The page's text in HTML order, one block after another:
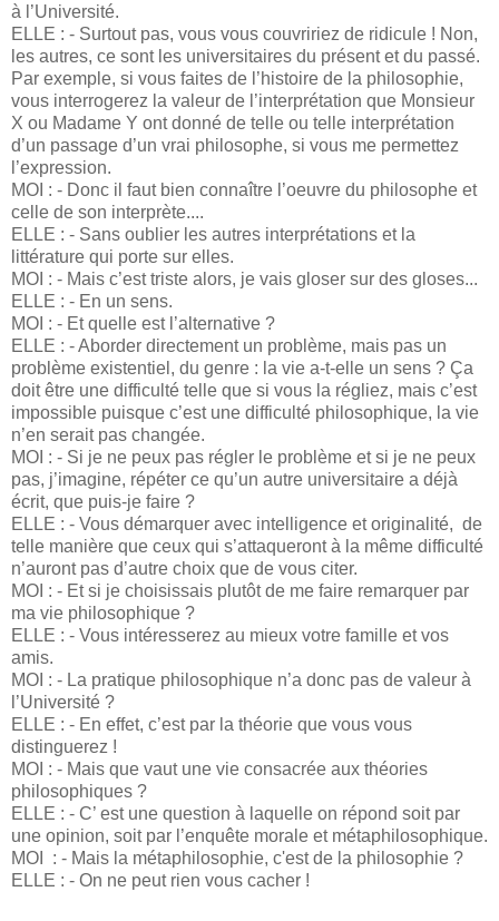
à l’Université.
ELLE : - Surtout pas, vous vous couvririez de ridicule ! Non,
les autres, ce sont les universitaires du présent et du passé.
Par exemple, si vous faites de l’histoire de la philosophie,
vous interrogerez la valeur de l’interprétation que Monsieur
X ou Madame Y ont donné de telle ou telle interprétation
d’un passage d’un vrai philosophe, si vous me permettez
l’expression.
MOI : - Donc il faut bien connaître l’oeuvre du philosophe et
celle de son interprète....
ELLE : - Sans oublier les autres interprétations et la
littérature qui porte sur elles.
MOI : - Mais c’est triste alors, je vais gloser sur des gloses...
ELLE : - En un sens.
MOI : - Et quelle est l’alternative ?
ELLE : - Aborder directement un problème, mais pas un
problème existentiel, du genre : la vie a-t-elle un sens ? Ça
doit être une difficulté telle que si vous la régliez, mais c’est
impossible puisque c’est une difficulté philosophique, la vie
n’en serait pas changée.
MOI : - Si je ne peux pas régler le problème et si je ne peux
pas, j’imagine, répéter ce qu’un autre universitaire a déjà
écrit, que puis-je faire ?
ELLE : - Vous démarquer avec intelligence et originalité, de
telle manière que ceux qui s’attaqueront à la même difficulté
n’auront pas d’autre choix que de vous citer.
MOI : - Et si je choisissais plutôt de me faire remarquer par
ma vie philosophique ?
ELLE : - Vous intéresserez au mieux votre famille et vos
amis.
MOI : - La pratique philosophique n’a donc pas de valeur à
l’Université ?
ELLE : - En effet, c’est par la théorie que vous vous
distinguerez !
MOI : - Mais que vaut une vie consacrée aux théories
philosophiques ?
ELLE : - C’ est une question à laquelle on répond soit par
une opinion, soit par l’enquête morale et métaphilosophique.
MOI : - Mais la métaphilosophie, c'est de la philosophie ?
ELLE : - On ne peut rien vous cacher !